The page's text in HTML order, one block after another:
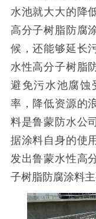
水池就大大的降
高分子树脂防腐
候，还能够延长
水性高分子树脂
避免污水池腐蚀
率，降低资源的
料是鲁蒙防水公
据涂料自身的使
发出鲁蒙水性高
子树脂防腐涂料